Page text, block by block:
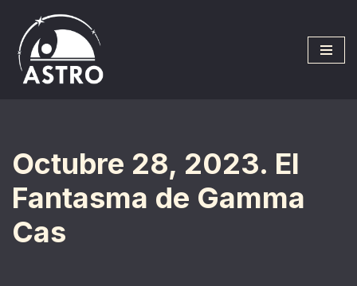
Saltar
al
contenido
Octubre 28, 2023. El
Fantasma de Gamma
Cas